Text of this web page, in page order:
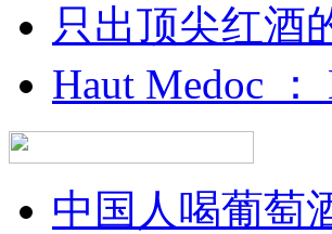
只出顶尖红酒
Haut Medoc ：
中国人喝葡萄